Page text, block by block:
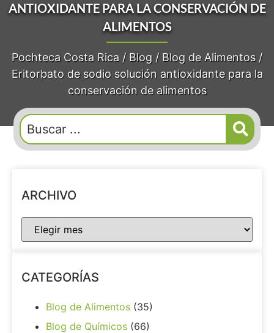
ANTIOXIDANTE PARA LA CONSERVACIÓN DE
ALIMENTOS
Pochteca Costa Rica / Blog / Blog de Alimentos/
Eritorbato de sodio solución antioxidante para la
conservación de alimentos
ARCHIVO
CATEGORÍAS
Blog de Alimentos (35)
Blog de Químicos (66)